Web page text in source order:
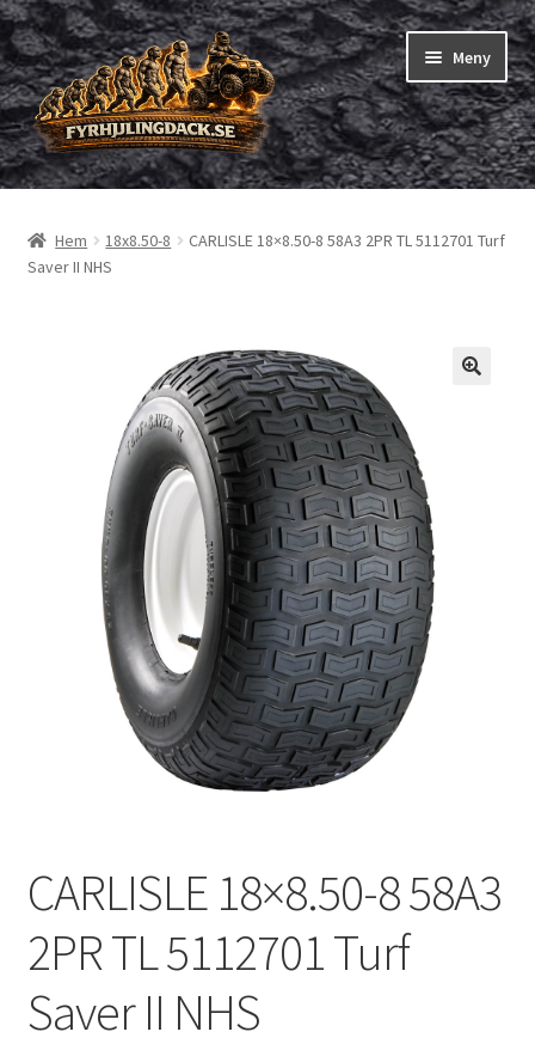
Hoppa
till
navigering
Hoppa
till
innehåll
Meny
Shop
Fyrhjuling däck
Beställning
Hem 18x8.50-8
CARLISLE 18×8.50-8 58A3 2PR TL 5112701 Turf
Saver II NHS
CARLISLE 18×8.50-8 58A3
2PR TL 5112701 Turf
Saver II NHS